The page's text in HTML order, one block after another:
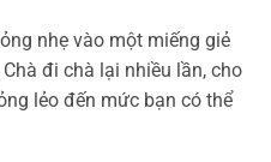
nhẹ vào một miếng giẻ
đi chà lại nhiều lần, cho
lẻo đến mức bạn có thể